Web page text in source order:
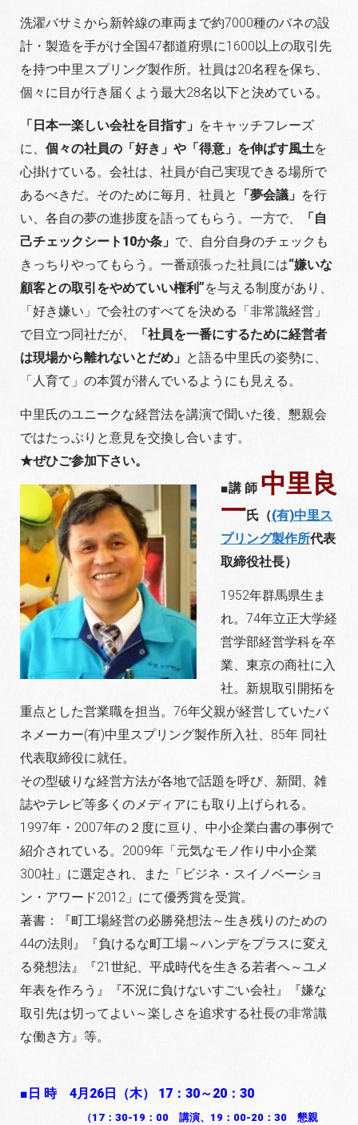
洗濯バサミから新幹線の車両まで約7000種のバネの設
計・製造を手がけ全国47都道府県に1600以上の取引先
を持つ中里スプリング製作所。社員は20名程を保ち、
個々に目が行き届くよう最大28名以下と決めている。
「日本一楽しい会社を目指す」 をキャッチフレーズ
に、 個々の社員の「好き」や「得意」を伸ばす風土を
心掛けている。会社は、社員が自己実現できる場所で
あるべきだ。そのために毎月、社員と
「夢会議」 を行
い、各自の夢の進捗度を語ってもらう。一方で、
「自
己チェックシート10か条」 で、自分自身のチェックも
きっちりやってもらう。一番頑張った社員には“嫌いな
顧客との取引をやめていい権利”を与える制度があり、
「好き嫌い」で会社のすべてを決める「非常識経営」
で目立つ同社だが、
「社員を一番にするために経営者
は現場から離れないとだめ」 と語る中里氏の姿勢に、
「人育て」の本質が潜んでいるようにも見える。
中里氏のユニークな経営法を講演で聞いた後、懇親会
ではたっぷりと意見を交換し合います。
★ぜひご参加下さい。
■講 師 中里良
一氏（(有)中里ス
プリング製作所代表
取締役社長）
1952年群馬県生ま
れ。74年立正大学経
営学部経営学科を卒
業、東京の商社に入
社。新規取引開拓を
重点とした営業職を担当。76年父親が経営していたバ
ネメーカー(有)中里スプリング製作所入社、85年 同社
代表取締役に就任。
その型破りな経営方法が各地で話題を呼び、新聞、雑
誌やテレビ等多くのメディアにも取り上げられる。
1997年・2007年の２度に亘り、中小企業白書の事例で
紹介されている。2009年「元気なモノ作り中小企業
300社」に選定され、また「ビジネ・スイノベーショ
ン・アワード2012」にて優秀賞を受賞。
著書：『町工場経営の必勝発想法～生き残りのための
44の法則』『負けるな町工場～ハンデをプラスに変え
る発想法』『21世紀、平成時代を生きる若者へ～ユメ
年表を作ろう』『不況に負けないすごい会社』『嫌な
取引先は切ってよい～楽しさを追求する社長の非常識
な働き方』等。
■日 時 4月26日（木） 17：30～20：30
（17：30-19：00 講演、19：00-20：30 懇親